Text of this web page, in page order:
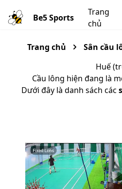
Be5 Sports
Trang
chủ
Trang chủ Sân cầu
Huế
Cầu lông hiện đang là
Dưới đây là danh sách các